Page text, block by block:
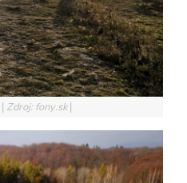
Zdroj: fony.sk